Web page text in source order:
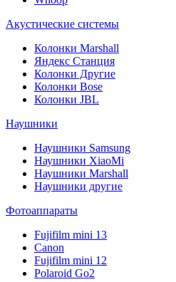
Акустические системы
Колонки Marshall
Яндекс Станция
Колонки Другие
Колонки Bose
Колонки JBL
Наушники
Наушники Samsung
Наушники XiaoMi
Наушники Marshall
Наушники другие
Фотоаппараты
Fujifilm mini 13
Canon
Fujifilm mini 12
Polaroid Go2